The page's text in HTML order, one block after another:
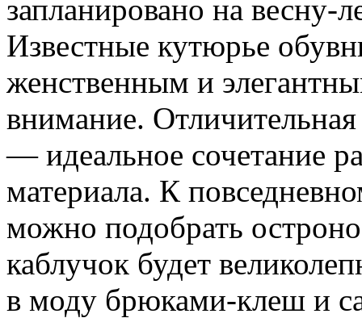
запланировано на весну-
Известные кутюрье
женственным и
внимание.
— идеальное сочетание
материала. К
можно подобрать
каблучок будет
в моду брюками-клеш и